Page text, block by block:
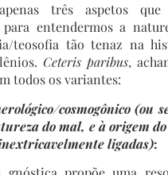
três aspetos que
entendermos a
teosofia tão tenaz na
Ceteris paribus,
todos os variantes:
cosmogônico (ou
do mal, e à origem do
ligadas):